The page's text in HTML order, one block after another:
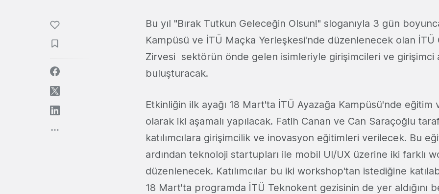
Bu yıl "Bırak Tutkun Geleceğin Olsun!" sloganıyla 3 gün
Kampüsü ve İTÜ Maçka Yerleşkesi'nde düzenlenecek olan İTÜ
Zirvesi sektörün önde gelen isimleriyle girişimcileri ve girişimci
buluşturacak.
Etkinliğin ilk ayağı 18 Mart'ta İTÜ Ayazağa Kampüsü'nde eğitim
olarak iki aşamalı yapılacak. Fatih Canan ve Can Saraçoğlu
katılımcılara girişimcilik ve inovasyon eğitimleri verilecek. Bu
ardından teknoloji startupları ile mobil UI/UX üzerine iki farklı
düzenlenecek. Katılımcılar bu iki workshop'tan istediğine
18 Mart'ta programda İTÜ Teknokent gezisinin de yer aldığını